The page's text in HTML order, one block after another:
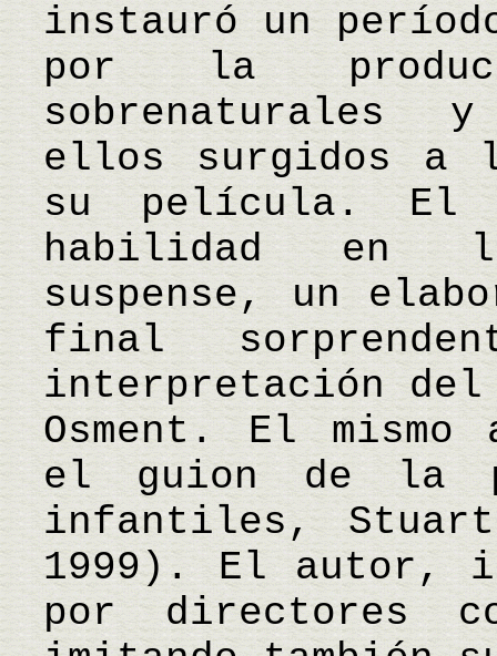
instauró un
por la
sobrenaturales
ellos surgidos a
su película. El
habilidad en
suspense, un
final
interpretación del
Osment. El mismo
el guion de la
infantiles,
1999). El autor,
por directores